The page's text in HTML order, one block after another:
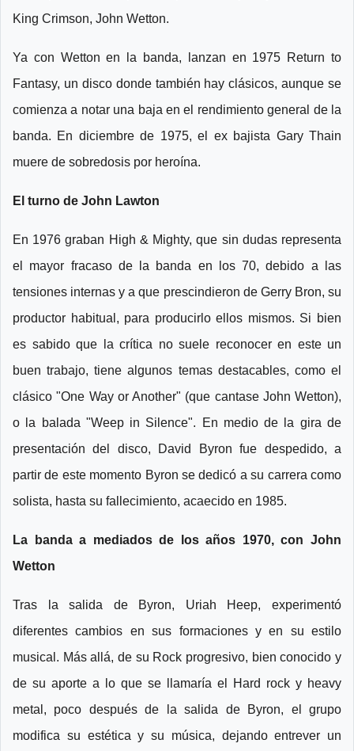
King Crimson, John Wetton.
Ya con Wetton en la banda, lanzan en 1975 Return to
Fantasy, un disco donde también hay clásicos, aunque se
comienza a notar una baja en el rendimiento general de la
banda. En diciembre de 1975, el ex bajista Gary Thain
muere de sobredosis por heroína.
El turno de John Lawton
En 1976 graban High & Mighty, que sin dudas representa
el mayor fracaso de la banda en los 70, debido a las
tensiones internas y a que prescindieron de Gerry Bron, su
productor habitual, para producirlo ellos mismos. Si bien
es sabido que la crítica no suele reconocer en este un
buen trabajo, tiene algunos temas destacables, como el
clásico "One Way or Another" (que cantase John Wetton),
o la balada "Weep in Silence". En medio de la gira de
presentación del disco, David Byron fue despedido, a
partir de este momento Byron se dedicó a su carrera como
solista, hasta su fallecimiento, acaecido en 1985.
La banda a mediados de los años 1970, con John
Wetton
Tras la salida de Byron, Uriah Heep, experimentó
diferentes cambios en sus formaciones y en su estilo
musical. Más allá, de su Rock progresivo, bien conocido y
de su aporte a lo que se llamaría el Hard rock y heavy
metal, poco después de la salida de Byron, el grupo
modifica su estética y su música, dejando entrever un